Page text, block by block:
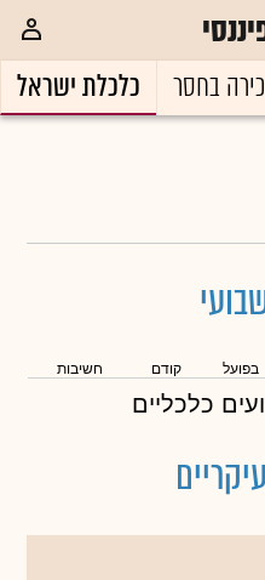
בחסר כלכלת ישראל
בפועל קודם חשיבות
כלכליים